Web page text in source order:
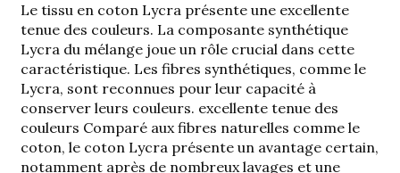
Le tissu en coton Lycra présente une excellente
tenue des couleurs. La composante synthétique
Lycra du mélange joue un rôle crucial dans cette
caractéristique. Les fibres synthétiques, comme le
Lycra, sont reconnues pour leur capacité à
conserver leurs couleurs. excellente tenue des
couleurs Comparé aux fibres naturelles comme le
coton, le coton Lycra présente un avantage certain,
notamment après de nombreux lavages et une